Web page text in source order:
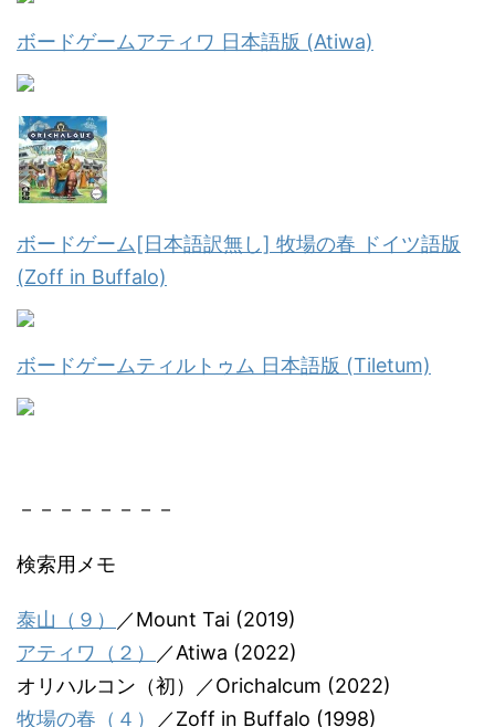
ボードゲームアティワ 日本語版 (Atiwa)
ボードゲーム[日本語訳無し] 牧場の春 ドイツ語版
(Zoff in Buffalo)
ボードゲームティルトゥム 日本語版 (Tiletum)
－－－－－－－－
検索用メモ
泰山（９）
／Mount Tai (2019)
アティワ（２）
／Atiwa (2022)
オリハルコン（初）／Orichalcum (2022)
牧場の春（４）
／Zoff in Buffalo (1998)